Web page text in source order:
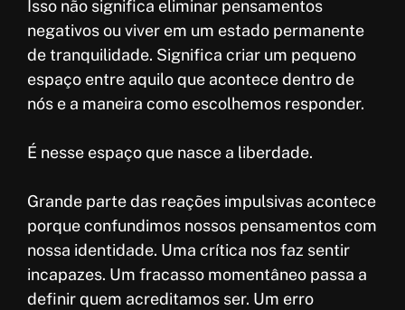
Isso não significa eliminar pensamentos
negativos ou viver em um estado permanente
de tranquilidade. Significa criar um pequeno
espaço entre aquilo que acontece dentro de
nós e a maneira como escolhemos responder.
É nesse espaço que nasce a liberdade.
Grande parte das reações impulsivas acontece
porque confundimos nossos pensamentos com
nossa identidade. Uma crítica nos faz sentir
incapazes. Um fracasso momentâneo passa a
definir quem acreditamos ser. Um erro